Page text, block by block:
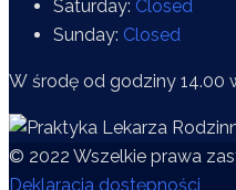
Saturday: Closed
Sunday: Closed
W środę od godziny 14.00
© 2022 Wszelkie prawa
Deklaracja dostępności